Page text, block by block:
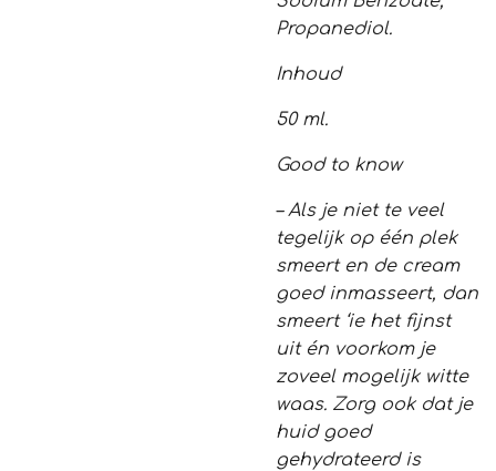
Propanediol.
Inhoud
50 ml.
Good to know
– Als je niet te veel
tegelijk op één plek
smeert en de cream
goed inmasseert, dan
smeert ‘ie het fijnst
uit én voorkom je
zoveel mogelijk witte
waas. Zorg ook dat je
huid goed
gehydrateerd is